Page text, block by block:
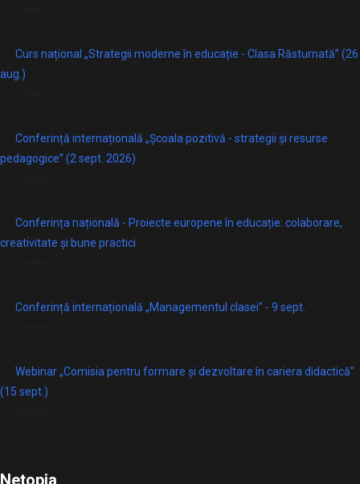
Curs național „Strategii moderne în educație - Clasa Răsturnată” (26
aug.)
Conferință internațională „Școala pozitivă - strategii și resurse
pedagogice” (2 sept. 2026)
Conferința națională - Proiecte europene în educație: colaborare,
creativitate și bune practici
Conferință internațională „Managementul clasei” - 9 sept.
Webinar „Comisia pentru formare și dezvoltare în cariera didactică”
(15 sept.)
Netopia